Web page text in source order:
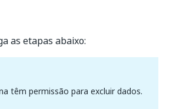
as etapas abaixo:
têm permissão para excluir dados.